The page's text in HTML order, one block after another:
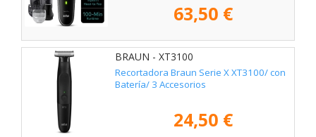
63,50 €
BRAUN - XT3100
Recortadora Braun Serie X XT3100/ con
Batería/ 3 Accesorios
24,50 €